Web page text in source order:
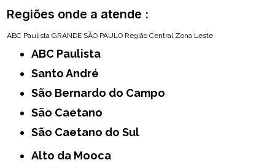
Regiões onde a atende :
ABC Paulista GRANDE SÃO PAULO Região Central Zona Leste
ABC Paulista
Santo André
São Bernardo do Campo
São Caetano
São Caetano do Sul
Alto da Mooca